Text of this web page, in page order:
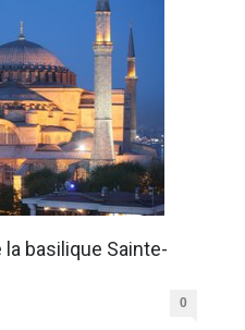
basilique Sainte-
0